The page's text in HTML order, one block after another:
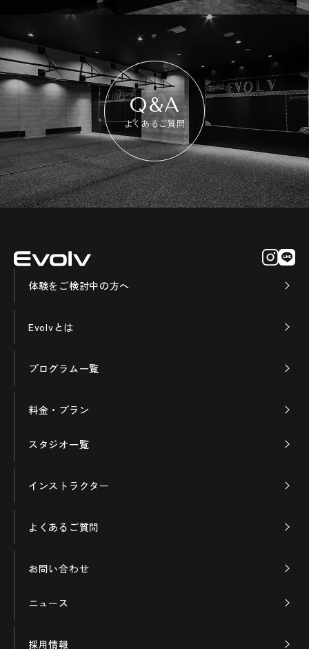
Q&A
よくあるご質問
体験をご検討中の方へ
Evolvとは
プログラム一覧
料金・プラン
スタジオ一覧
インストラクター
よくあるご質問
お問い合わせ
ニュース
採用情報